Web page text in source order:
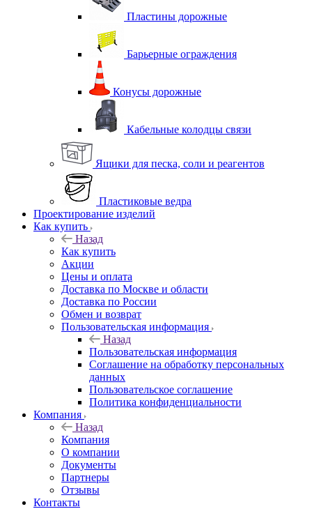
Пластины дорожные
Барьерные ограждения
Конусы дорожные
Кабельные колодцы связи
Ящики для песка, соли и реагентов
Пластиковые ведра
Проектирование изделий
Как купить
Назад
Как купить
Акции
Цены и оплата
Доставка по Москве и области
Доставка по России
Обмен и возврат
Пользовательская информация
Назад
Пользовательская информация
Соглашение на обработку персональных
данных
Пользовательское соглашение
Политика конфиденциальности
Компания
Назад
Компания
О компании
Документы
Партнеры
Отзывы
Контакты